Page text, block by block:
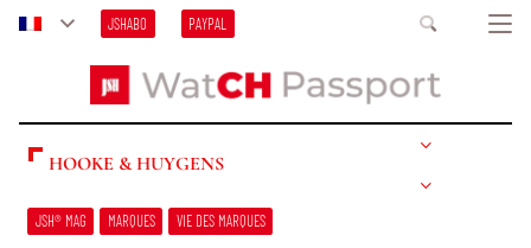
JSHABO PAYPAL
HOOKE & HUYGENS
JSH® MAG MARQUES VIE DES MARQUES